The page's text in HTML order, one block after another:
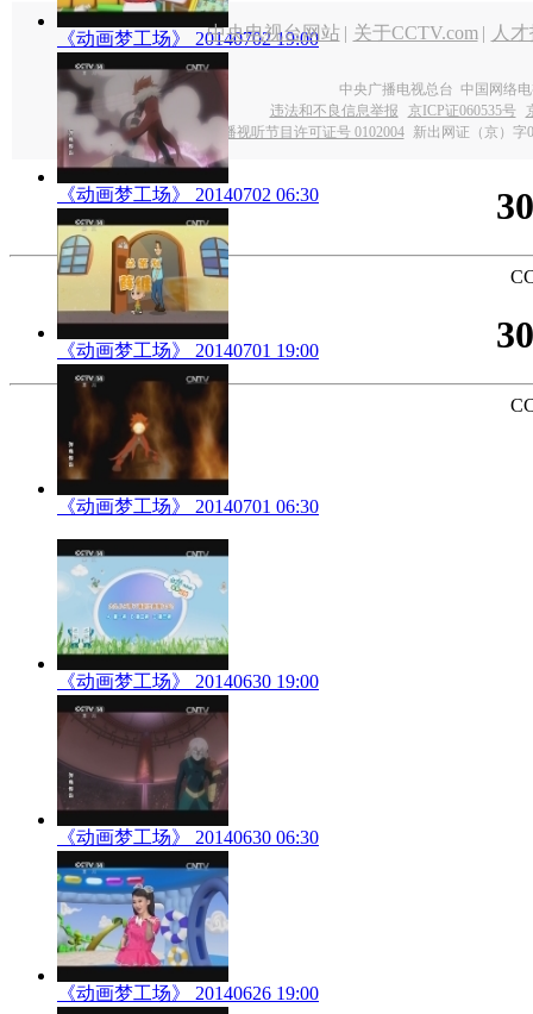
《动画梦工场》 20140702 19:00
《动画梦工场》 20140702 06:30
《动画梦工场》 20140701 19:00
《动画梦工场》 20140701 06:30
《动画梦工场》 20140630 19:00
《动画梦工场》 20140630 06:30
《动画梦工场》 20140626 19:00
中央电视台网站 | 关于CCTV.com | 人
中央广播电视总台 中国网络
违法和不良信息举报
京ICP证060535号
网上传播视听节目许可证号 0102004 新出网证（京）